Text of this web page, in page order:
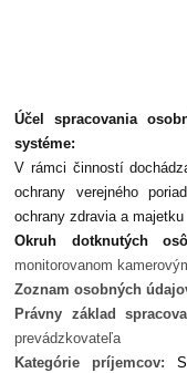
Účel spracovania
systéme:
V rámci činností
ochrany verejného
ochrany zdravia a majetku
Okruh dotknutých
monitorovanom
Zoznam osobných
Právny základ
prevádzkovateľa
Kategórie príjemcov: